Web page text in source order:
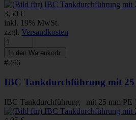
3,50 €
inkl. 19% MwSt.
zzgl. Versandkosten
#246
IBC Tankdurchführung mit 25
IBC Tankdurchführung mit 25 mm PE-